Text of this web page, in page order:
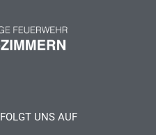
FOLGT UNS AUF